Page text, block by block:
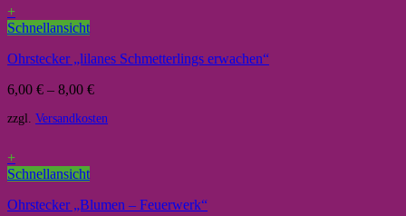
+
Schnellansicht
Ohrstecker „lilanes Schmetterlings erwachen“
6,00 € – 8,00 €
zzgl. Versandkosten
+
Schnellansicht
Ohrstecker „Blumen – Feuerwerk“